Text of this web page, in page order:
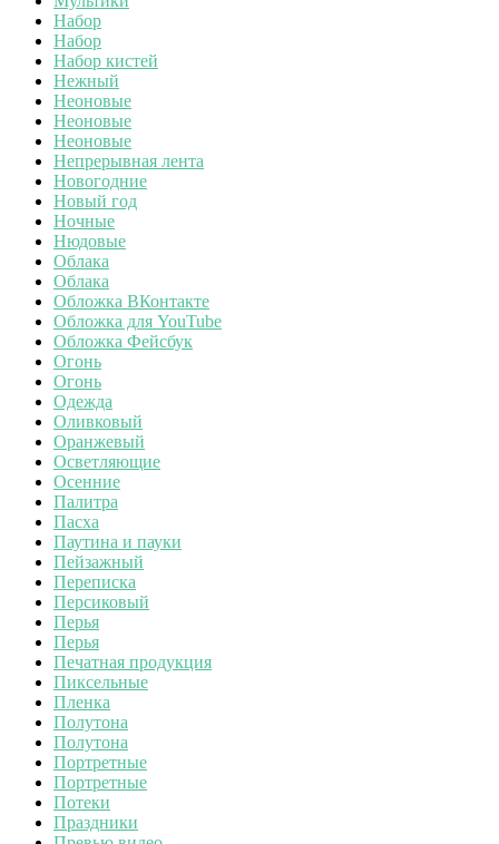
Набор
Набор
Набор кистей
Нежный
Неоновые
Неоновые
Неоновые
Непрерывная лента
Новогодние
Новый год
Ночные
Нюдовые
Облака
Облака
Обложка ВКонтакте
Обложка для YouTube
Обложка Фейсбук
Огонь
Огонь
Одежда
Оливковый
Оранжевый
Осветляющие
Осенние
Палитра
Пасха
Паутина и пауки
Пейзажный
Переписка
Персиковый
Перья
Перья
Печатная продукция
Пиксельные
Пленка
Полутона
Полутона
Портретные
Портретные
Потеки
Праздники